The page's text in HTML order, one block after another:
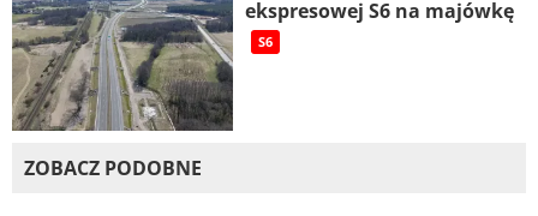
ekspresowej S6 na majówkę
S6
ZOBACZ PODOBNE